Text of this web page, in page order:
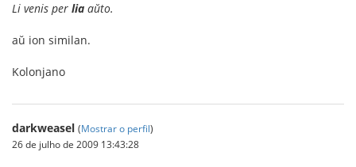
Li venis per lia aŭto.
aŭ ion similan.
Kolonjano
darkweasel (Mostrar o perfil)
26 de julho de 2009 13:43:28